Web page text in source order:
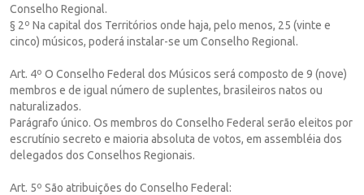
Conselho Regional.
§ 2º Na capital dos Territórios onde haja, pelo menos, 25 (vinte e
cinco) músicos, poderá instalar-se um Conselho Regional.
Art. 4º O Conselho Federal dos Músicos será composto de 9 (nove)
membros e de igual número de suplentes, brasileiros natos ou
naturalizados.
Parágrafo único. Os membros do Conselho Federal serão eleitos por
escrutínio secreto e maioria absoluta de votos, em assembléia dos
delegados dos Conselhos Regionais.
Art. 5º São atribuições do Conselho Federal: